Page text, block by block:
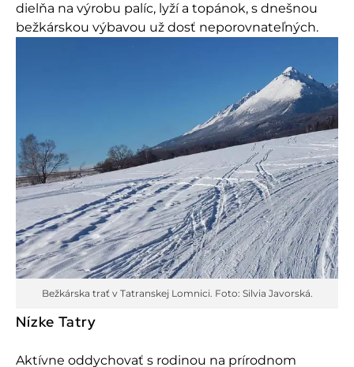
dielňa na výrobu palíc, lyží a topánok, s dnešnou
bežkárskou výbavou už dosť neporovnateľných.
Bežkárska trať v Tatranskej Lomnici. Foto: Silvia Javorská.
Nízke Tatry
Aktívne oddychovať s rodinou na prírodnom